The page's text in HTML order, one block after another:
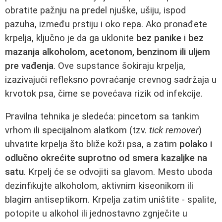
obratite pažnju na predel njuške, ušiju, ispod
pazuha, između prstiju i oko repa. Ako pronađete
krpelja, ključno je da ga uklonite bez panike i bez
mazanja alkoholom, acetonom, benzinom ili uljem
pre vađenja. Ove supstance šokiraju krpelja,
izazivajući refleksno povraćanje crevnog sadržaja u
krvotok psa, čime se povećava rizik od infekcije.
Pravilna tehnika je sledeća: pincetom sa tankim
vrhom ili specijalnom alatkom (tzv. tick remover)
uhvatite krpelja što bliže koži psa, a zatim polako i
odlučno okrećite suprotno od smera kazaljke na
satu. Krpelj će se odvojiti sa glavom. Mesto uboda
dezinfikujte alkoholom, aktivnim kiseonikom ili
blagim antiseptikom. Krpelja zatim uništite - spalite,
potopite u alkohol ili jednostavno zgnječite u